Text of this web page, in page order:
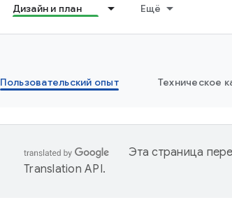
Дизайн и план Ещё
Пользовательский опыт Техническое
Эта страница
Translation API.